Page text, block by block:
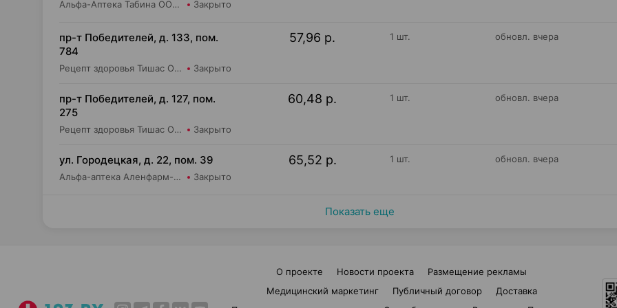
Альфа-Аптека Табина ООО Аптека №3 Закрыто
пр-т Победителей, д. 133, пом.
784
Рецепт здоровья Тишас ОДО Аптека №22 Закрыто
57,96 р. 1 шт. обновл. вчера
пр-т Победителей, д. 127, пом.
275
Рецепт здоровья Тишас ОДО Аптека №32 Закрыто
60,48 р. 1 шт. обновл. вчера
ул. Городецкая, д. 22, пом. 39
Альфа-аптека Аленфарм-Плюс ОДО Аптека №10 Закрыто
65,52 р. 1 шт. обновл. вчера
Показать еще
О проекте Новости проекта
Размещение рекламы
Медицинский маркетинг
Публичный договор
Доставка